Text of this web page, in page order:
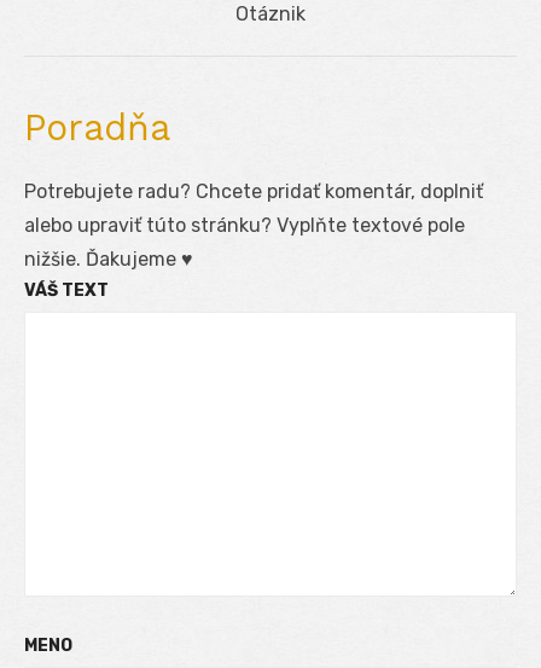
Next
Otáznik
Poradňa
Potrebujete radu? Chcete pridať komentár, doplniť
alebo upraviť túto stránku? Vyplňte textové pole
nižšie. Ďakujeme ♥
VÁŠ TEXT
MENO